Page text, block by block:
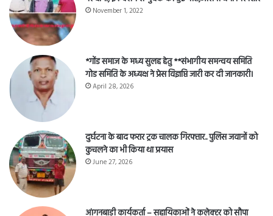
November 1, 2022
*गोंड समाज के मध्य सुलह हेतु **संभागीय समन्वय समिति
गोड समिति के अध्यक्ष ने प्रेस विज्ञप्ति जारी कर दी जानकारी।
April 28, 2026
दुर्घटना के बाद फरार ट्रक चालक गिरफ्तार.. पुलिस जवानों को
कुचलने का भी किया था प्रयास
June 27, 2026